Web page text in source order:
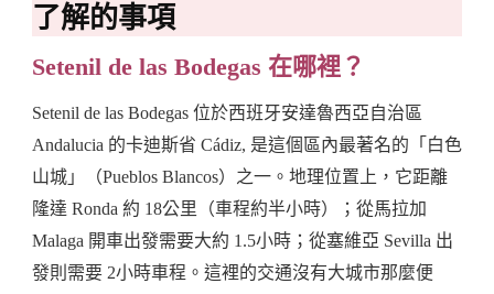
了解的事項
Setenil de las Bodegas 在哪裡？
Setenil de las Bodegas 位於西班牙安達魯西亞自治區
Andalucia 的卡迪斯省 Cádiz, 是這個區內最著名的「白色
山城」（Pueblos Blancos）之一。地理位置上，它距離
隆達 Ronda 約 18公里（車程約半小時）；從馬拉加
Malaga 開車出發需要大約 1.5小時；從塞維亞 Sevilla 出
發則需要 2小時車程。這裡的交通沒有大城市那麼便